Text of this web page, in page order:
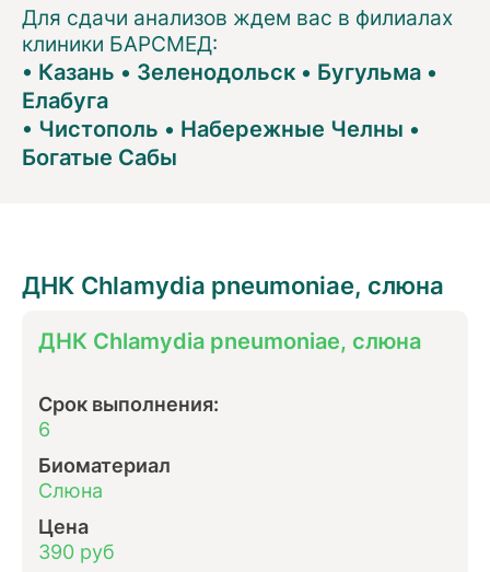
Для сдачи анализов ждем вас в филиалах
клиники БАРСМЕД:
• Казань • Зеленодольск • Бугульма •
Елабуга
• Чистополь • Набережные Челны •
Богатые Сабы
ДНК Chlamydia pneumoniae, слюна
ДНК Chlamydia pneumoniae, слюна
Срок выполнения:
6
Биоматериал
Слюна
Цена
390 руб